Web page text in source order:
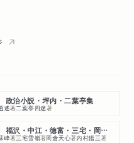
治小説・坪内・二葉亭集
遙著二葉亭四迷著
現代日本文学大系 ２ 福沢・中江・徳富・三宅・岡倉・内村集
峰著三宅雪嶺著岡倉天心著内村鑑三著